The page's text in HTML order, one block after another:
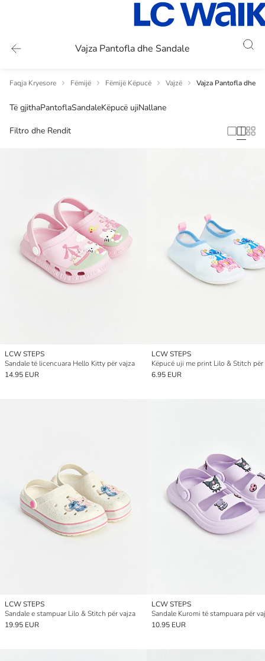
Vajza Pantofla dhe Sandale
Faqja Kryesore Fëmijë Fëmijë Këpucë Vajzë Vajza Pantofla dhe
Të gjithaPantoflaSandaleKëpucë ujiNallane
Filtro dhe Rendit
LCW STEPS
Sandale të licencuara Hello Kitty për vajza
14.95 EUR
LCW STEPS
Këpucë uji me print Lilo & Stitch për
6.95 EUR
LCW STEPS
Sandale e stampuar Lilo & Stitch për vajza
19.95 EUR
LCW STEPS
Sandale Kuromi të stampuara për
10.95 EUR